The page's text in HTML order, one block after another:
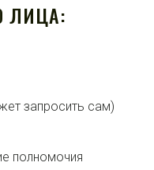
ЛИЦА:
запросить сам)
полномочия